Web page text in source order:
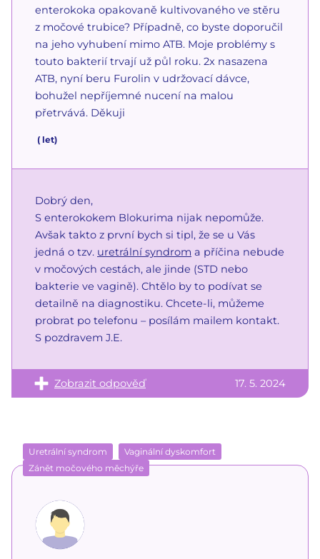
enterokoka opakovaně kultivovaného ve stěru
z močové trubice? Případně, co byste doporučil
na jeho vyhubení mimo ATB. Moje problémy s
touto bakterií trvají už půl roku. 2x nasazena
ATB, nyní beru Furolin v udržovací dávce,
bohužel nepříjemné nucení na malou
přetrvává. Děkuji
( let)
Dobrý den,
S enterokokem Blokurima nijak nepomůže.
Avšak takto z první bych si tipl, že se u Vás
jedná o tzv. uretrální syndrom a příčina nebude
v močových cestách, ale jinde (STD nebo
bakterie ve vagině). Chtělo by to podívat se
detailně na diagnostiku. Chcete-li, můžeme
probrat po telefonu – posílám mailem kontakt.
S pozdravem J.E.
Zobrazit odpověď 17. 5. 2024
Uretrální syndrom
Vaginální dyskomfort
Zánět močového měchýře